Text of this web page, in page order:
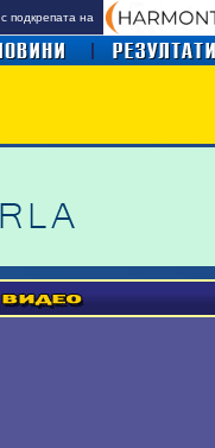
с подкрепата на